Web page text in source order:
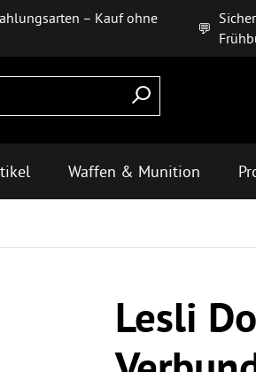
– Kauf ohne
💬
Waffen & Munition
Lesli